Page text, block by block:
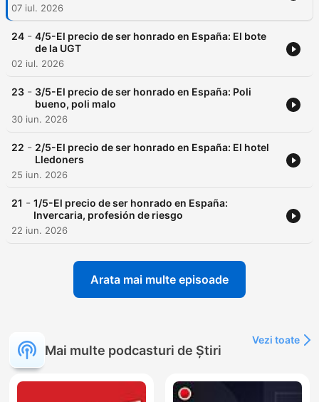
07 iul. 2026
24 - 4/5-El precio de ser honrado en España: El bote
de la UGT
02 iul. 2026
23 - 3/5-El precio de ser honrado en España: Poli
bueno, poli malo
30 iun. 2026
22 - 2/5-El precio de ser honrado en España: El hotel
Lledoners
25 iun. 2026
21 - 1/5-El precio de ser honrado en España:
Invercaria, profesión de riesgo
22 iun. 2026
Arata mai multe episoade
Mai multe podcasturi de Știri
Vezi toate